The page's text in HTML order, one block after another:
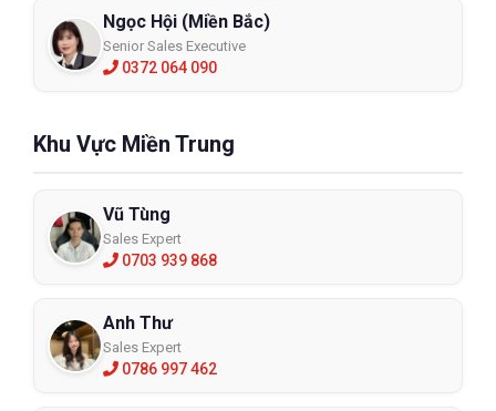
Ngọc Hội (Miền Bắc)
Senior Sales Executive
0372 064 090
Khu Vực Miền Trung
Vũ Tùng
Sales Expert
0703 939 868
Anh Thư
Sales Expert
0786 997 462